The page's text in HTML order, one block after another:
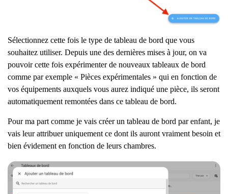
Sélectionnez cette fois le type de tableau de bord que vous
souhaitez utiliser. Depuis une des dernières mises à jour, on va
pouvoir cette fois expérimenter de nouveaux tableaux de bord
comme par exemple « Pièces expérimentales » qui en fonction de
vos équipements auxquels vous aurez indiqué une pièce, ils seront
automatiquement remontées dans ce tableau de bord.
Pour ma part comme je vais créer un tableau de bord par enfant, je
vais leur attribuer uniquement ce dont ils auront vraiment besoin et
bien évidement en fonction de leurs chambres.